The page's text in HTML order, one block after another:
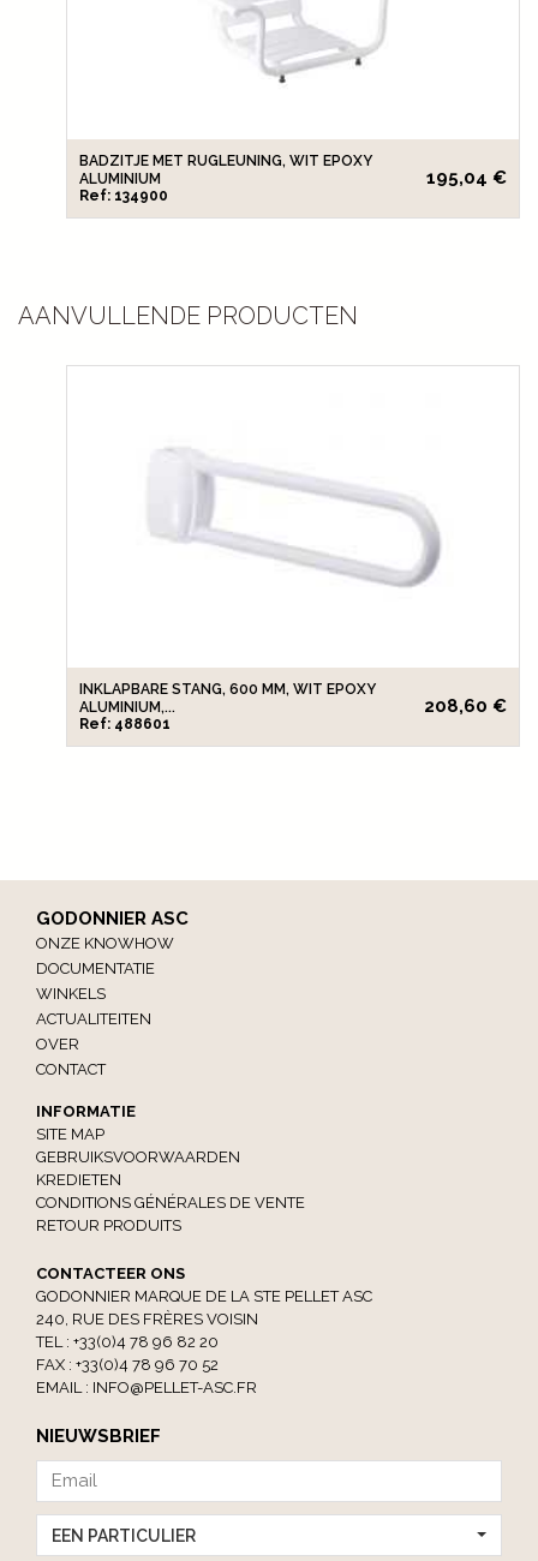
BADZITJE MET RUGLEUNING, WIT EPOXY
ALUMINIUM
Ref: 134900
195,04 €
AANVULLENDE PRODUCTEN
INKLAPBARE STANG, 600 MM, WIT EPOXY
ALUMINIUM,...
Ref: 488601
208,60 €
GODONNIER ASC
ONZE KNOWHOW
DOCUMENTATIE
WINKELS
ACTUALITEITEN
OVER
CONTACT
INFORMATIE
SITE MAP
GEBRUIKSVOORWAARDEN
KREDIETEN
CONDITIONS GÉNÉRALES DE VENTE
RETOUR PRODUITS
CONTACTEER ONS
GODONNIER MARQUE DE LA STE PELLET ASC
240, RUE DES FRÈRES VOISIN
TEL : +33(0)4 78 96 82 20
FAX : +33(0)4 78 96 70 52
EMAIL : INFO@PELLET-ASC.FR
NIEUWSBRIEF
EEN PARTICULIER